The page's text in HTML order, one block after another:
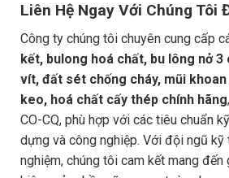
Liên Hệ Ngay Với Chúng Tôi
Công ty chúng tôi chuyên cung cấp
kết, bulong hoá chất, bu lông nở 3
vít, đất sét chống cháy, mũi
keo, hoá chất cấy thép chính hãng
CO-CQ, phù hợp với các tiêu chuẩn
dựng và công nghiệp. Với đội ngũ kỹ
nghiệm, chúng tôi cam kết mang